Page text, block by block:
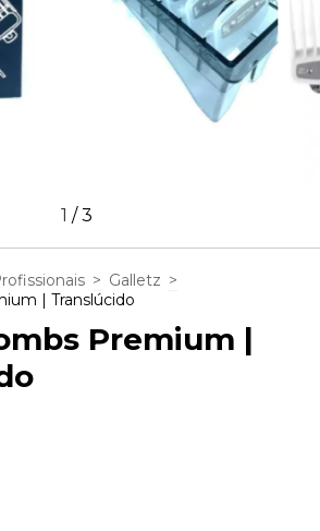
1 /3
> Galletz >
| Translúcido
Premium |